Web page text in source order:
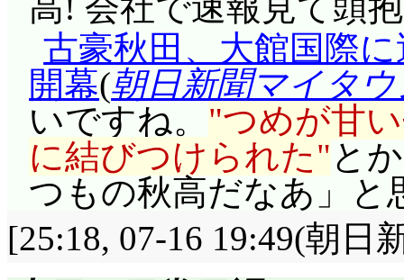
アンデンティティ崩
古豪秋田、大館国際
開幕(朝日新聞マイタ
いですね。
つめが甘
に結びつけられた
と
つもの秋高だなあ」
[25:18, 07-16 19:49(朝日